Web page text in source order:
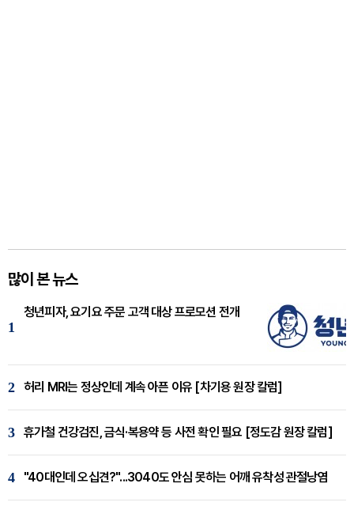
많이 본 뉴스
1
청년피자, 요기요 주문 고객 대상 프로모션 전개
2 허리 MRI는 정상인데 계속 아픈 이유 [차기용 원장 칼럼]
3 휴가철 건강검진, 금식·복용약 등 사전 확인 필요 [정도감 원장 칼럼]
4 "40대인데 오십견?"...3040도 안심 못하는 어깨 유착성 관절낭염